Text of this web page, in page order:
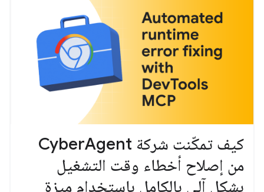
كيف تمكّنت شركة CyberAgent
من إصلاح أخطاء وقت التشغيل
بشكل آلي بالكامل باستخدام ميزة